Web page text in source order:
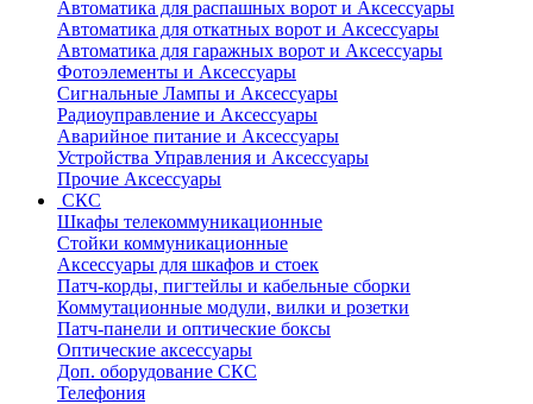
Автоматика для распашных ворот и Аксессуары
Автоматика для откатных ворот и Аксессуары
Автоматика для гаражных ворот и Аксессуары
Фотоэлементы и Аксессуары
Сигнальные Лампы и Аксессуары
Радиоуправление и Аксессуары
Аварийное питание и Аксессуары
Устройства Управления и Аксессуары
Прочие Аксессуары
СКС
Шкафы телекоммуникационные
Стойки коммуникационные
Аксессуары для шкафов и стоек
Патч-корды, пигтейлы и кабельные сборки
Коммутационные модули, вилки и розетки
Патч-панели и оптические боксы
Оптические аксессуары
Доп. оборудование СКС
Телефония